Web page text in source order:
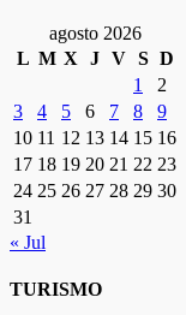
agosto 2026
L M X J V S D
1
2
3
4 5 6 7 8
9
10 11 12 13 14 15 16
17 18 19 20 21 22 23
24 25 26 27 28 29 30
31
« Jul
TURISMO